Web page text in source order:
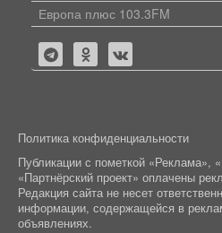
Европа плюс 103.3FM
Политика конфиденциальности
Публикации с пометкой «Реклама»,
«Партнёрский проект» оплачены
Редакция сайта не несет
информации, содержащейся в
объявлениях.